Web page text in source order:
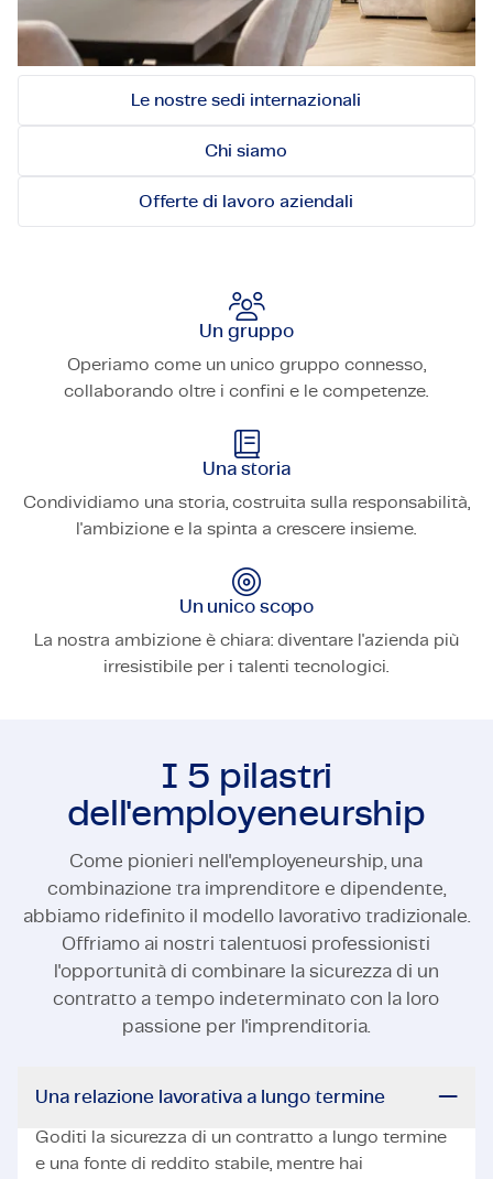
cultura unica di organizzazione e gestione
imprenditoriale.
Le nostre sedi internazionali
Chi siamo
Offerte di lavoro aziendali
Un gruppo
Operiamo come un unico gruppo connesso,
collaborando oltre i confini e le competenze.
Una storia
Condividiamo una storia, costruita sulla responsabilità,
l'ambizione e la spinta a crescere insieme.
Un unico scopo
La nostra ambizione è chiara: diventare l'azienda più
irresistibile per i talenti tecnologici.
I 5 pilastri
dell'employeneurship
Come pionieri nell'employeneurship, una
combinazione tra imprenditore e dipendente,
abbiamo ridefinito il modello lavorativo tradizionale.
Offriamo ai nostri talentuosi professionisti
l'opportunità di combinare la sicurezza di un
contratto a tempo indeterminato con la loro
passione per l'imprenditoria.
Una relazione lavorativa a lungo termine
Goditi la sicurezza di un contratto a lungo termine
e una fonte di reddito stabile, mentre hai